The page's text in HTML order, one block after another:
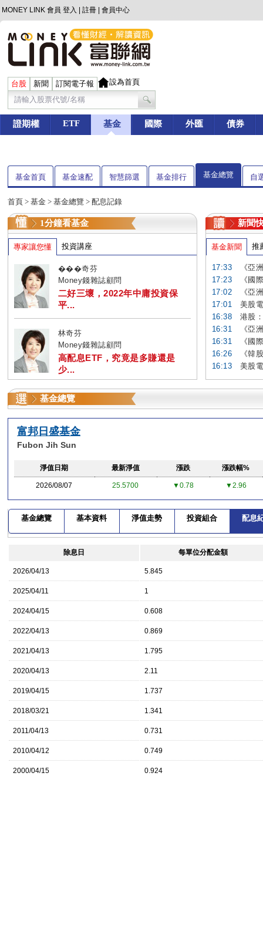
MONEY LINK 會員 登入 註冊 會員中心
台股 新聞 訂閱電子報 設為首頁
證期權 ETF 基金 國際 外匯 債券
基金首頁 基金速配 智慧篩選 基金排行 基金總覽 自
首頁 > 基金 > 基金總覽 > 配息記錄
1分鐘看基金
專家讓您懂 投資講座
���奇芬
Money錢雜誌顧問
二好三壞，2022年中庸投資保
平...
林奇芬
Money錢雜誌顧問
高配息ETF，究竟是多賺還是
少...
新聞
基金新聞 推
17:33
《亞
17:23
《國
17:02
《亞
17:01
美股
16:38
港股
16:31
《亞
16:31
《國
16:26
《韓
16:13
美股
基金總覽
富邦日盛基金
Fubon Jih Sun
淨值日期 最新淨值 漲跌 漲跌幅%
2026/08/07 25.5700 ▼0.78 ▼2.96
基金總覽 基本資料 淨值走勢 投資組合 配息
除息日 每單位分配金額
2026/04/13 5.845
2025/04/11 1
2024/04/15 0.608
2022/04/13 0.869
2021/04/13 1.795
2020/04/13 2.11
2019/04/15 1.737
2018/03/21 1.341
2011/04/13 0.731
2010/04/12 0.749
2000/04/15 0.924